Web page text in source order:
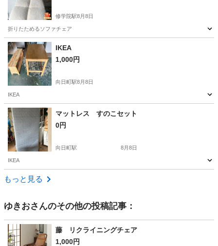
修学院駅8月8日
折りたためるソファチェア
京都 京都市
IKEA
1,000円
向日町駅8月8日
IKEA
京都 京都市 向日町駅 ダイニングセット
マットレス すのこセット
0円
向日町駅 8月8日
IKEA
京都 京都市
もっと見る
ゆきおさんのその他の投稿記事：
藤 リクライニングチェア
1,000円